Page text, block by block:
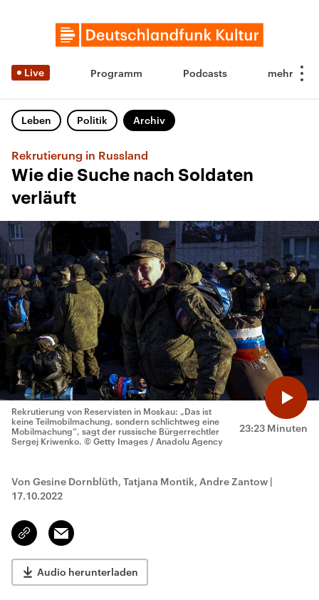
Live Programm Podcasts
Leben Politik Archiv
Rekrutierung in Russland
Wie die Suche nach Soldaten
verläuft
23:23 Minuten
Rekrutierung von Reservisten in Moskau: „Das ist
keine Teilmobilmachung, sondern schlichtweg eine
Mobilmachung“, sagt der russische Bürgerrechtler
Sergej Kriwenko. © Getty Images / Anadolu Agency
Von Gesine Dornblüth, Tatjana Montik, Andre Zantow |
17.10.2022
Link
kopieren/teilen
Email
Audio herunterladen